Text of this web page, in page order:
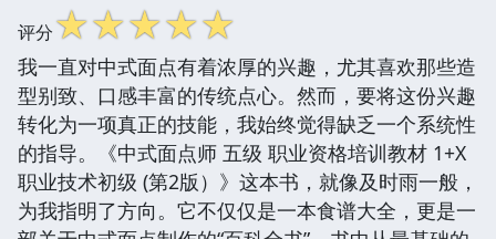
评分☆☆☆☆☆
我一直对中式面点有着浓厚的兴趣，尤其喜欢那些造
型别致、口感丰富的传统点心。然而，要将这份兴趣
转化为一项真正的技能，我始终觉得缺乏一个系统性
的指导。《中式面点师 五级 职业资格培训教材 1+X
职业技术初级 (第2版）》这本书，就像及时雨一般，
为我指明了方向。它不仅仅是一本食谱大全，更是一